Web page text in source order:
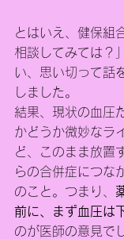
とはいえ、健保組
相談してみては？
い、思い切って話
しました。
結果、現状の血圧
かどうか微妙なラ
ど、このまま放置
らの合併症につな
のこと。つまり、
前に、まず血圧は
のが医師の意見で